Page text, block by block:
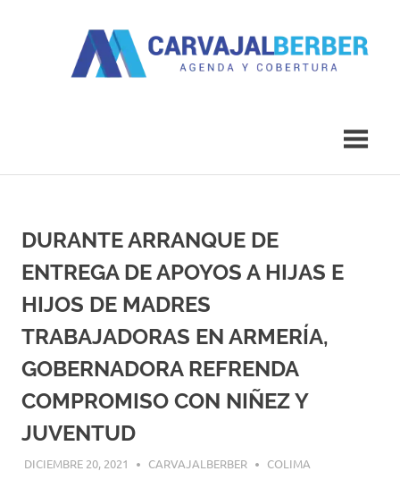
DURANTE ARRANQUE DE
ENTREGA DE APOYOS A HIJAS E
HIJOS DE MADRES
TRABAJADORAS EN ARMERÍA,
GOBERNADORA REFRENDA
COMPROMISO CON NIÑEZ Y
JUVENTUD
DICIEMBRE 20, 2021 CARVAJALBERBER COLIMA